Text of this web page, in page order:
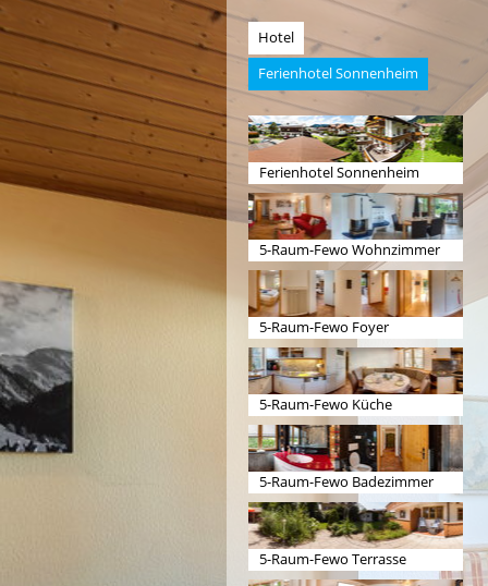
Hotel
Ferienhotel Sonnenheim
Ferienhotel Sonnenheim
5-Raum-Fewo Wohnzimmer
5-Raum-Fewo Foyer
5-Raum-Fewo Küche
5-Raum-Fewo Badezimmer
5-Raum-Fewo Terrasse